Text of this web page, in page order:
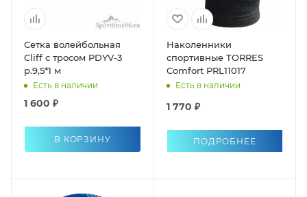
Сетка волейбольная
Cliff с тросом PDYV-3
р.9,5*1 м
Есть в наличии
1 600 ₽
В КОРЗИНУ
Наколенники
спортивные TORRES
Comfort PRL11017
Есть в наличии
1 770 ₽
ПОДРОБНЕЕ